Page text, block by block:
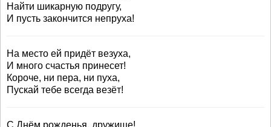
Найти шикарную подругу,
И пусть закончится непруха!
На место ей придёт везуха,
И много счастья принесет!
Короче, ни пера, ни пуха,
Пускай тебе всегда везёт!
С Днём рожденья, дружище!